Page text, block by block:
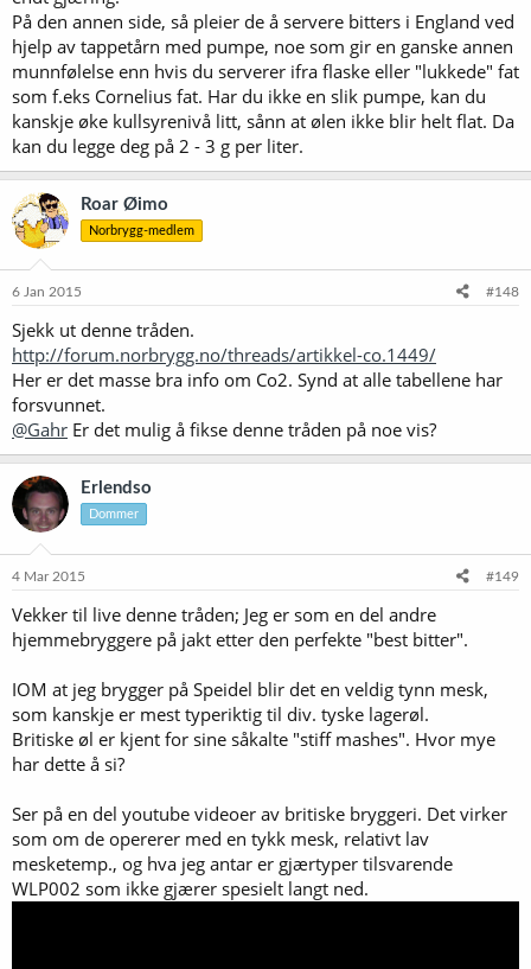
På den annen side, så pleier de å servere bitters i England ved
hjelp av tappetårn med pumpe, noe som gir en ganske annen
munnfølelse enn hvis du serverer ifra flaske eller "lukkede" fat
som f.eks Cornelius fat. Har du ikke en slik pumpe, kan du
kanskje øke kullsyrenivå litt, sånn at ølen ikke blir helt flat. Da
kan du legge deg på 2 - 3 g per liter.
Roar Øimo
Norbrygg-medlem
6 Jan 2015 #148
Sjekk ut denne tråden.
http://forum.norbrygg.no/threads/artikkel-co.1449/
Her er det masse bra info om Co2. Synd at alle tabellene har
forsvunnet.
@Gahr Er det mulig å fikse denne tråden på noe vis?
Erlendso
Dommer
4 Mar 2015 #149
Vekker til live denne tråden; Jeg er som en del andre
hjemmebryggere på jakt etter den perfekte "best bitter".
IOM at jeg brygger på Speidel blir det en veldig tynn mesk,
som kanskje er mest typeriktig til div. tyske lagerøl.
Britiske øl er kjent for sine såkalte "stiff mashes". Hvor mye
har dette å si?
Ser på en del youtube videoer av britiske bryggeri. Det virker
som om de opererer med en tykk mesk, relativt lav
mesketemp., og hva jeg antar er gjærtyper tilsvarende
WLP002 som ikke gjærer spesielt langt ned.